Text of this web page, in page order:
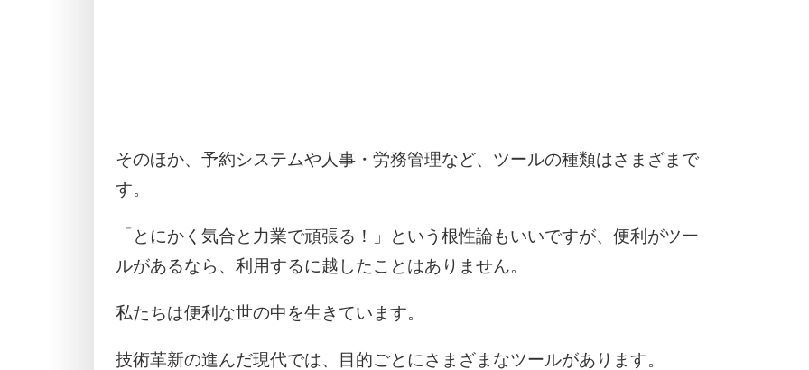
そのほか、予約システムや人事・労務管理など、ツールの種類はさまざまで
す。
「とにかく気合と力業で頑張る！」という根性論もいいですが、便利がツー
ルがあるなら、利用するに越したことはありません。
私たちは便利な世の中を生きています。
技術革新の進んだ現代では、目的ごとにさまざまなツールがあります。